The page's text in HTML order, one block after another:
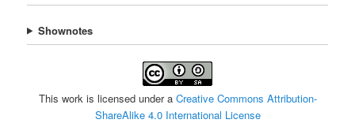
Shownotes
This work is licensed under a Creative Commons Attribution-
ShareAlike 4.0 International License